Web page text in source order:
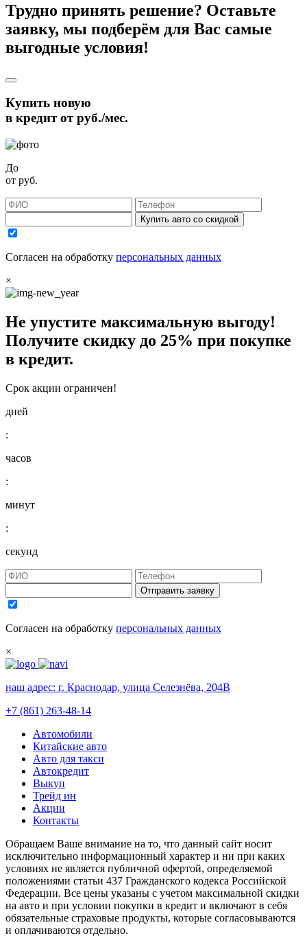
Трудно принять решение? Оставьте
заявку, мы подберём для Вас самые
выгодные условия!
Купить новую
в кредит отруб./мес.
До
от руб.
Купить авто со скидкой
Согласен на обработку персональных данных
×
Не упустите максимальную выгоду!
Получите скидку до 25% при покупке
в кредит.
Срок акции ограничен!
дней
:
часов
:
минут
:
секунд
Отправить заявку
Согласен на обработку персональных данных
×
наш адрес: г. Краснодар, улица Селезнёва, 204В
+7 (861) 263-48-14
Автомобили
Китайские авто
Авто для такси
Автокредит
Выкуп
Трейд ин
Акции
Контакты
Обращаем Ваше внимание на то, что данный сайт носит
исключительно информационный характер и ни при каких
условиях не является публичной офертой, определяемой
положениями статьи 437 Гражданского кодекса Российской
Федерации. Все цены указаны с учетом максимальной скидки
на авто и при условии покупки в кредит и включают в себя
обязательные страховые продукты, которые согласовываются
и оплачиваются отдельно.